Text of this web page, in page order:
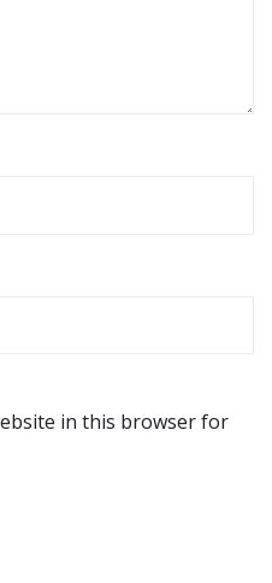
in this browser for